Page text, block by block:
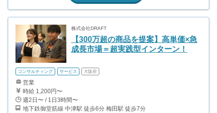
株式会社DRAFT
【300万超の商品を提案】高単価×急
成長市場＝超実践型インターン！
コンサルティング サービス 大阪府
営業
時給 1,200円〜
週2日〜 / 1日3時間〜
地下鉄御堂筋線 中津駅 徒歩6分 梅田駅 徒歩7分